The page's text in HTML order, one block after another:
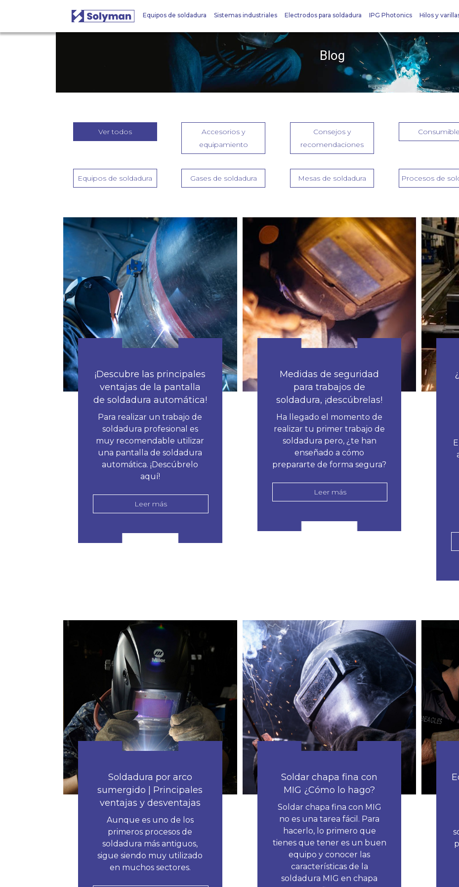
Equipos de soldadura Sistemas industriales Electrodos para soldadura IPG Photonics Hilos y
Blog
Ver todos
Accesorios y
equipamiento
Consejos y
recomendaciones
Equipos de soldadura Gases de soldadura Mesas de soldadura Procesos de
¡Descubre las principales
ventajas de la pantalla
de soldadura automática!
Para realizar un trabajo de
soldadura profesional es
muy recomendable utilizar
una pantalla de soldadura
automática. ¡Descúbrelo
aquí!
Leer más
Medidas de seguridad
para trabajos de
soldadura, ¡descúbrelas!
Ha llegado el momento de
realizar tu primer trabajo de
soldadura pero, ¿te han
enseñado a cómo
prepararte de forma segura?
Leer más
Soldadura por arco
sumergido | Principales
ventajas y desventajas
Aunque es uno de los
primeros procesos de
soldadura más antiguos,
sigue siendo muy utilizado
en muchos sectores.
Soldar chapa fina con
MIG ¿Cómo lo hago?
Soldar chapa fina con MIG
no es una tarea fácil. Para
hacerlo, lo primero que
tienes que tener es un buen
equipo y conocer las
características de la
soldadura MIG en chapa